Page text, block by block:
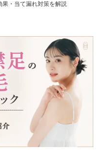
・当て漏れ対策を解説